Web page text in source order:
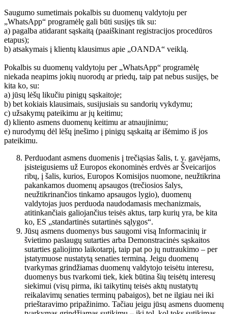
Saugumo sumetimais pokalbis su duomenų valdytoju per
„WhatsApp“ programėlę gali būti susijęs tik su:
a) pagalba atidarant sąskaitą (paaiškinant registracijos procedūros
etapus);
b) atsakymais į klientų klausimus apie „OANDA“ veiklą.
Pokalbis su duomenų valdytoju per „WhatsApp“ programėlę
niekada neapims jokių nuorodų ar priedų, taip pat nebus susijęs, be
kita ko, su:
a) jūsų lėšų likučiu pinigų sąskaitoje;
b) bet kokiais klausimais, susijusiais su sandorių vykdymu;
c) užsakymų pateikimu ar jų keitimu;
d) kliento asmens duomenų keitimu ar atnaujinimu;
e) nurodymų dėl lėšų įnešimo į pinigų sąskaitą ar išėmimo iš jos
pateikimu.
Perduodant asmens duomenis į trečiąsias šalis, t. y. gavėjams,
įsisteigusiems už Europos ekonominės erdvės ar Šveicarijos
ribų, į šalis, kurios, Europos Komisijos nuomone, neužtikrina
pakankamos duomenų apsaugos (trečiosios šalys,
neužtikrinančios tinkamo apsaugos lygio), duomenų
valdytojas juos perduoda naudodamasis mechanizmais,
atitinkančiais galiojančius teisės aktus, tarp kurių yra, be kita
ko, ES „standartinės sutartinės sąlygos“.
Jūsų asmens duomenys bus saugomi visą Informacinių ir
švietimo paslaugų sutarties arba Demonstracinės sąskaitos
sutarties galiojimo laikotarpį, taip pat po jų nutraukimo – per
įstatymuose nustatytą senaties terminą. Jeigu duomenų
tvarkymas grindžiamas duomenų valdytojo teisėtu interesu,
duomenys bus tvarkomi tiek, kiek būtina šių teisėtų interesų
siekimui (visų pirma, iki taikytinų teisės aktų nustatytų
reikalavimų senaties terminų pabaigos), bet ne ilgiau nei iki
prieštaravimo pripažinimo. Tačiau jeigu jūsų asmens duomenų